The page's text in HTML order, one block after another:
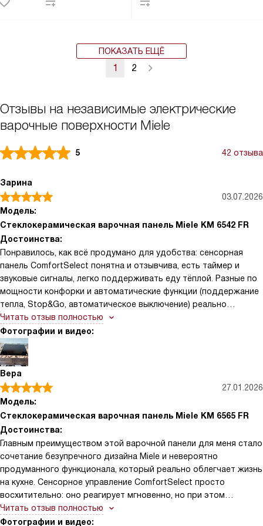
ПОКАЗАТЬ ЕЩЁ
1 2
Отзывы на независимые электрические
варочные поверхности Miele
5 42 отзыва
Зарина
03.07.2026
Модель:
Стеклокерамическая варочная панель Miele KM 6542 FR
Достоинства:
Понравилось, как всё продумано для удобства: сенсорная
панель ComfortSelect понятна и отзывчива, есть таймер и
звуковые сигналы, легко поддерживать еду тёплой. Разные по
мощности конфорки и автоматические функции (поддержание
тепла, Stop&Go, автоматическое выключение) реально
выручают в суете. Черная стеклокерамика с рамкой из
нержавейки смотрится аккуратно и чистится без проблем —
скребок в комплекте пригодился.
Читать отзыв полностью
Фотографии и видео:
Вера
27.01.2026
Модель:
Стеклокерамическая варочная панель Miele KM 6565 FR
Достоинства:
Главным преимуществом этой варочной панели для меня стало
сочетание безупречного дизайна Miele и невероятно
продуманного функционала, который реально облегчает жизнь
на кухне. Сенсорное управление ComfortSelect просто
восхитительно: оно реагирует мгновенно, но при этом
случайно задеть панель локтем или мокрым полотенцем
невозможно, что было моей главной проблемой с предыдущей
Читать отзыв полностью
Фотографии и видео: